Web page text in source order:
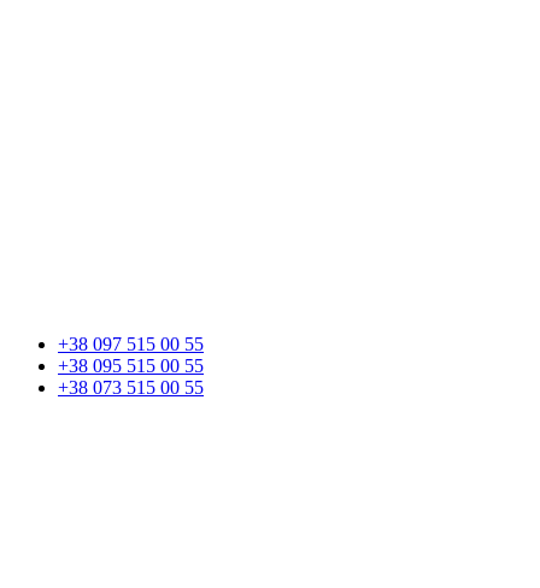
+38 097 515 00 55
+38 095 515 00 55
+38 073 515 00 55